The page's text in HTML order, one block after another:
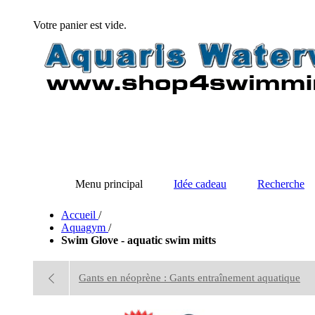
Votre panier est vide.
Menu principal Idée cadeau Recherche
Accueil /
Aquagym /
Swim Glove - aquatic swim mitts
Gants en néoprène : Gants entraînement aquatique